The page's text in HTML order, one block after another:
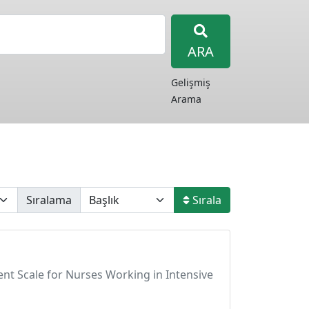
ARA
Gelişmiş
Arama
Sıralama Sırala
Scale for Nurses Working in Intensive